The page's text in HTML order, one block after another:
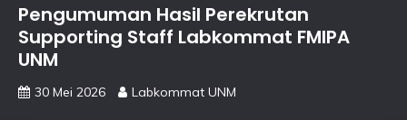
Pengumuman Hasil Perekrutan
Supporting Staff Labkommat FMIPA
UNM
30 Mei 2026 Labkommat UNM